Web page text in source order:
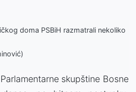
skupštine Bosne